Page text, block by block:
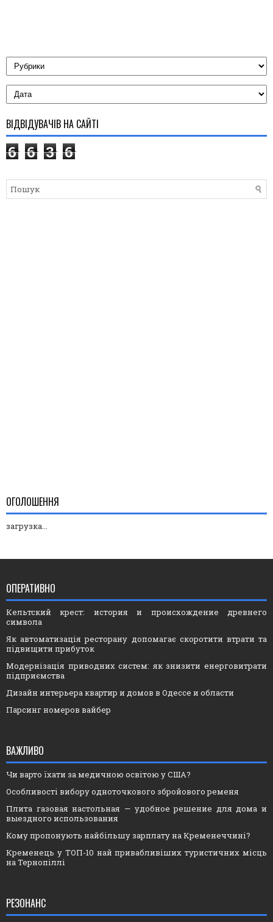
ВІДВІДУВАЧІВ НА САЙТІ
6 6 3 6
ОГОЛОШЕННЯ
загрузка...
ОПЕРАТИВНО
Кельтский крест: история и происхождение древнего
символа
Як автоматизація ресторану допомагає скоротити втрати та
підвищити прибуток
Модернізація приводних систем: як знизити енерговитрати
підприємства
Дизайн интерьера квартир и домов в Одессе и области
Парсинг номеров вайбер
ВАЖЛИВО
Чи варто їхати за медичною освітою у США?
Особливості вибору одноточкового збройового ременя
Плита газовая настольная — удобное решение для дома и
выездного использования
Кому пропонують найбільшу зарплату на Кременеччині?
Кременець у ТОП-10 най привабливіших туристичних місць
на Тернопіллі
РЕЗОНАНС